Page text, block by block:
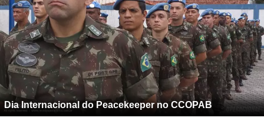
Dia Internacional do Peacekeeper no CCOPAB